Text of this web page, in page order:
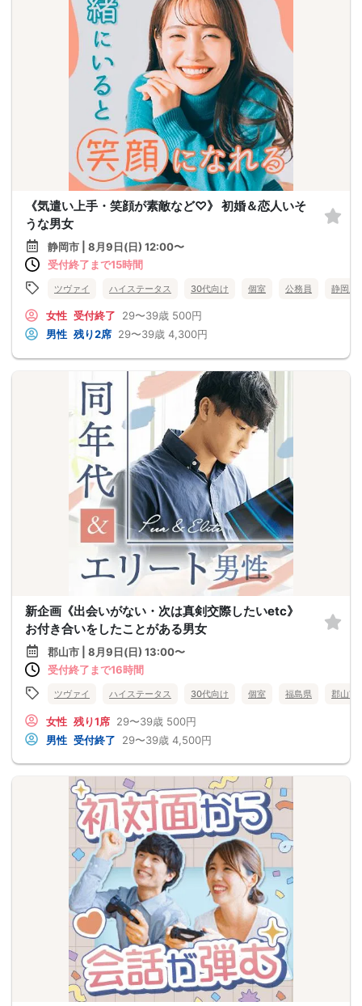
《気遣い上手・笑顔が素敵など♡》 初婚＆恋人いそ
うな男女
静岡市 | 8月9日(日) 12:00〜
受付終了まで15時間
ツヴァイ ハイステータス 30代向け 個室 公務員 静岡県
女性 受付終了 29〜39歳 500円
男性 残り2席 29〜39歳 4,300円
新企画《出会いがない・次は真剣交際したいetc》
お付き合いをしたことがある男女
郡山市 | 8月9日(日) 13:00〜
受付終了まで16時間
ツヴァイ ハイステータス 30代向け 個室 福島県 郡山市
女性 残り1席 29〜39歳 500円
男性 受付終了 29〜39歳 4,500円